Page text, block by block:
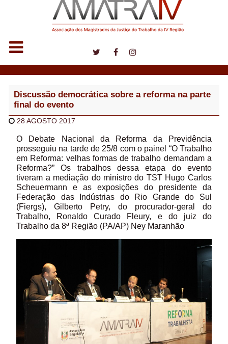
Discussão democrática sobre a reforma na parte
final do evento
28 AGOSTO 2017
O Debate Nacional da Reforma da Previdência
prosseguiu na tarde de 25/8 com o painel “O Trabalho
em Reforma: velhas formas de trabalho demandam a
Reforma?” Os trabalhos dessa etapa do evento
tiveram a mediação do ministro do TST Hugo Carlos
Scheuermann e as exposições do presidente da
Federação das Indústrias do Rio Grande do Sul
(Fiergs), Gilberto Petry, do procurador-geral do
Trabalho, Ronaldo Curado Fleury, e do juiz do
Trabalho da 8ª Região (PA/AP) Ney Maranhão